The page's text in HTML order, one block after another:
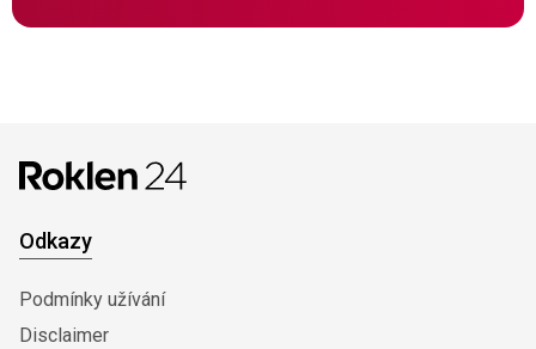
Odkazy
Podmínky užívání
Disclaimer